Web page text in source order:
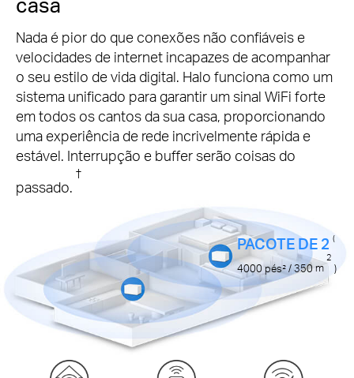
Nada é pior do que conexões não confiáveis ​​e
velocidades de internet incapazes de acompanhar
o seu estilo de vida digital. Halo funciona como um
sistema unificado para garantir um sinal WiFi forte
em todos os cantos da sua casa, proporcionando
uma experiência de rede incrivelmente rápida e
estável. Interrupção e buffer serão coisas do
passado.
†
PACOTE DE 2(
4000pés²/ 350m
2
)